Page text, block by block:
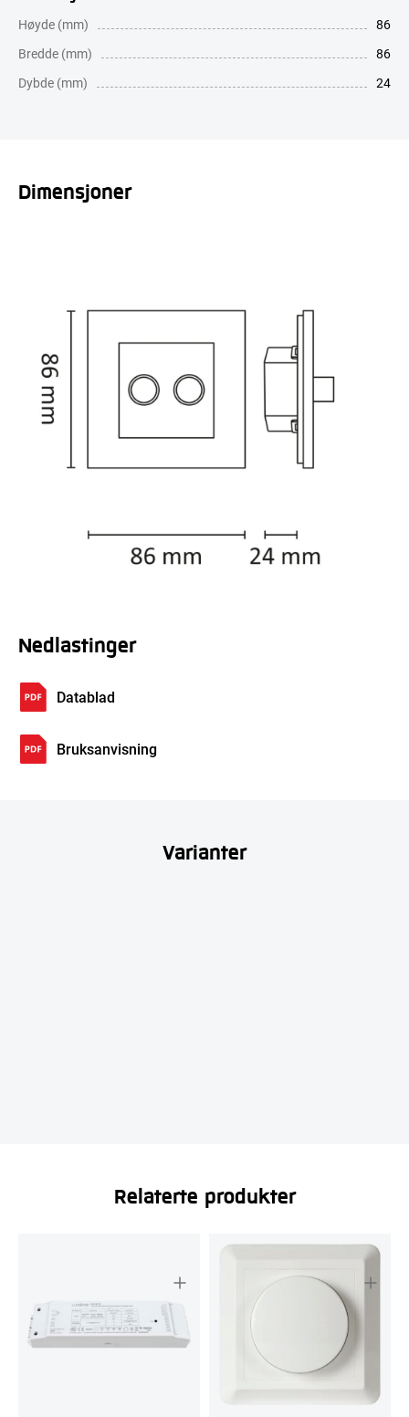
Høyde (mm)
86
Bredde (mm)
86
Dybde (mm)
24
Dimensjoner
Nedlastinger
Datablad
Bruksanvisning
Varianter
Relaterte produkter